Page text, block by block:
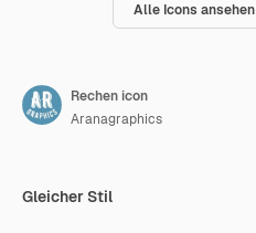
Alle Icons ansehen
Rechen icon
Aranagraphics
Gleicher Stil